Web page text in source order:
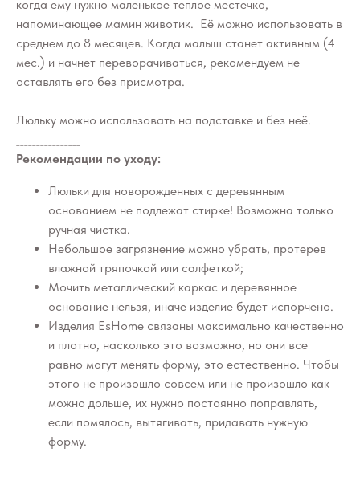
когда ему нужно маленькое теплое местечко,
напоминающее мамин животик. Её можно использовать в
среднем до 8 месяцев. Когда малыш станет активным (4
мес.) и начнет переворачиваться, рекомендуем не
оставлять его без присмотра.
Люльку можно использовать на подставке и без неё.
Рекомендации по уходу:
Люльки для новорожденных с деревянным
основанием не подлежат стирке! Возможна только
ручная чистка.
Небольшое загрязнение можно убрать, протерев
влажной тряпочкой или салфеткой;
Мочить металлический каркас и деревянное
основание нельзя, иначе изделие будет испорчено.
Изделия EsHome связаны максимально качественно
и плотно, насколько это возможно, но они все
равно могут менять форму, это естественно. Чтобы
этого не произошло совсем или не произошло как
можно дольше, их нужно постоянно поправлять,
если помялось, вытягивать, придавать нужную
форму.